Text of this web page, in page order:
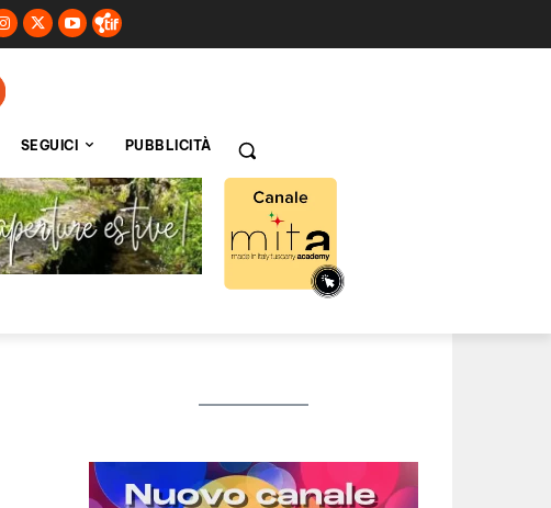
SEGUICI PUBBLICITÀ